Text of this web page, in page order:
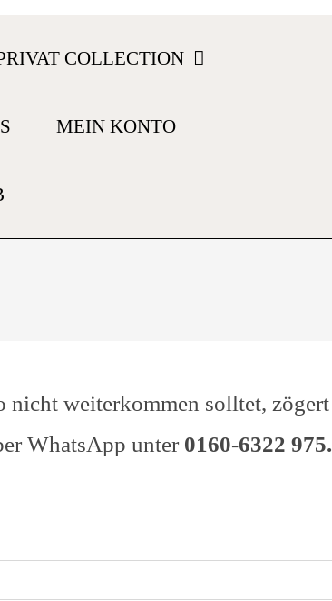
COLLECTION
MEIN KONTO
nicht weiterkommen solltet, zögert
WhatsApp unter 0160-6322 975.